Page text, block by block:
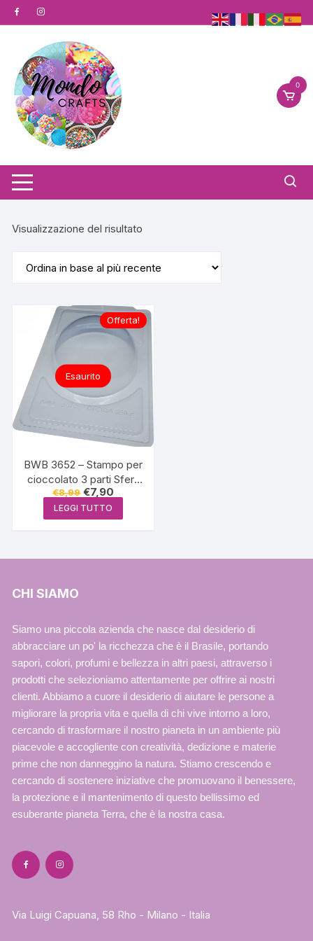
al
0
Visualizzazione del risultato
Esaurito
Offerta!
BWB 3652 – Stampo per
cioccolato 3 parti Sfera
di 18 cm
€8,99 Il
prezzo
originale
era:
€7,90
prezzo
è:
LEGGI TUTTO
CHI SIAMO
Siamo una piccola azienda che nasce dal desiderio di
abbracciare un po' la ricchezza che è il Brasile, portando
sapori, colori, profumi e bellezza in altri paesi, attraverso i
prodotti che selezioniamo attentamente per offrire ai nostri
clienti. Abbiamo a cuore il desiderio di aiutare le persone a
migliorare la propria vita e quella di chi vive intorno a loro,
cercando di trasformare il nostro pianeta in un ambiente più
piacevole e accogliente con creatività, dedizione e materie
prime che non danneggino la natura. Stiamo crescendo e
cercando di sostenere iniziative che promuovano il benessere,
la protezione e il mantenimento di questo bellissimo ed
esuberante pianeta Terra, che è la nostra casa.
Via Luigi Capuana, 58 Rho - Milano - Italia